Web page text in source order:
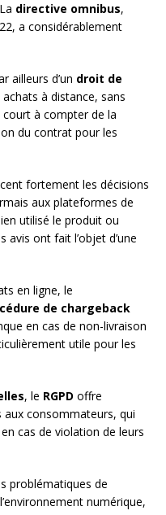
directive omnibus,
a considérablement
ailleurs d’un droit de
à distance, sans
court à compter de la
du contrat pour les
fortement les décisions
aux plateformes de
utilisé le produit ou
avis ont fait l’objet d’une
en ligne, le
de chargeback
en cas de non-livraison
utile pour les
, le RGPD offre
aux consommateurs, qui
en cas de violation de leurs
problématiques de
numérique,